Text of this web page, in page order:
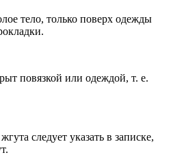
тело, только поверх одежды
повязкой или одеждой, т. е.
следует указать в записке,